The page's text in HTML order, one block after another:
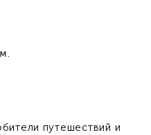
путешествий и